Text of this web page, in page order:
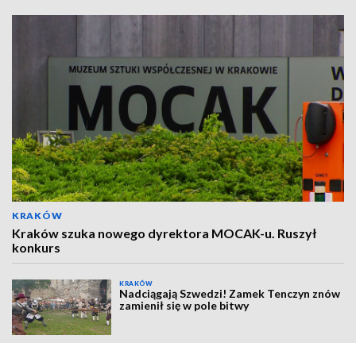
KRAKÓW
Kraków szuka nowego dyrektora MOCAK-u. Ruszył
konkurs
KRAKÓW
Nadciągają Szwedzi! Zamek Tenczyn znów
zamienił się w pole bitwy